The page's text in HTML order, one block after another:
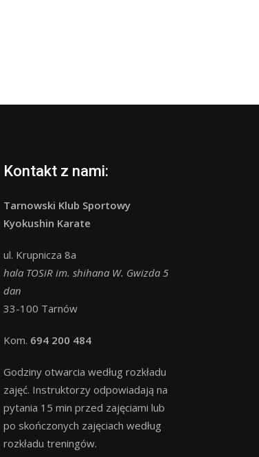
Kontakt z nami:
Tarnowski Klub Sportowy
Kyokushin Karate
ul. Krupnicza 8a
hala TOSiR im. shihana W. Gwizda 5
dan
33-100 Tarnów
Kom. 694 200 484
Godziny otwarcia według rozkładu
zajęć. Instruktorzy odpowiadają na
pytania 15 min przed zajęciami lub
po skończonych zajęciach według
rozkładu treningów.